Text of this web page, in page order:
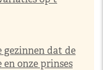
dat de
onze prinses